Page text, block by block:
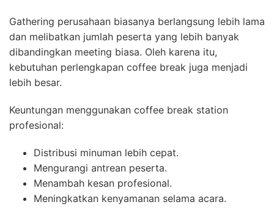
Gathering perusahaan biasanya berlangsung lebih lama
dan melibatkan jumlah peserta yang lebih banyak
dibandingkan meeting biasa. Oleh karena itu,
kebutuhan perlengkapan coffee break juga menjadi
lebih besar.
Keuntungan menggunakan coffee break station
profesional:
Distribusi minuman lebih cepat.
Mengurangi antrean peserta.
Menambah kesan profesional.
Meningkatkan kenyamanan selama acara.